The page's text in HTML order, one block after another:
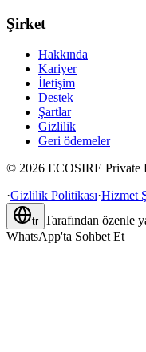
Şirket
Hakkında
Kariyer
İletişim
Destek
Şartlar
Gizlilik
Geri ödemeler
© 2026 ECOSIRE Private
·Gizlilik Politikası·Hizmet
tr Tarafından özenle
WhatsApp'ta Sohbet Et